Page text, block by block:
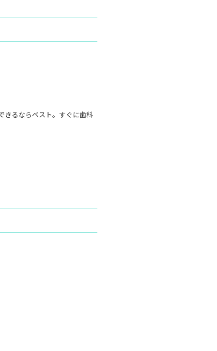
きるならベスト。すぐに歯科